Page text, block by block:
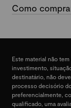
Como
Este material não
investimento,
destinatário, não
processo decisório
preferencialmente,
qualificado, uma